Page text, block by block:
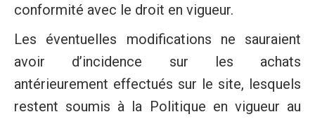
conformité avec le droit en vigueur.
Les éventuelles modifications ne sauraient
avoir d’incidence sur les achats
antérieurement effectués sur le site, lesquels
restent soumis à la Politique en vigueur au